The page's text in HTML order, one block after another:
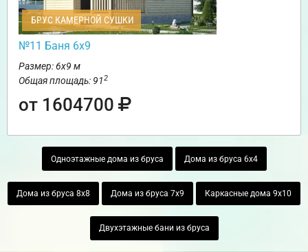
БРУС КАМЕРНОЙ СУШКИ
№11 Баня 6х9
Размер: 6х9 м
Общая площадь: 912
от 1604700
Одноэтажные дома из бруса Дома из бруса 6х4
Дома из бруса 8х8 Дома из бруса 7х9 Каркасные дома 9х10
Двухэтажные бани из бруса